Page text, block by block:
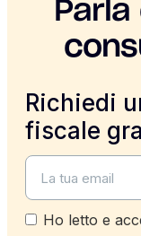
Richiedi
fiscale
Ho letto e